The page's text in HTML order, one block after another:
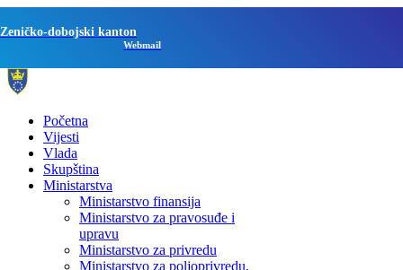
Zeničko-dobojski kanton
Webmail
Početna
Vijesti
Vlada
Skupština
Ministarstva
Ministarstvo finansija
Ministarstvo za pravosuđe i
upravu
Ministarstvo za privredu
Ministarstvo za poljoprivredu,